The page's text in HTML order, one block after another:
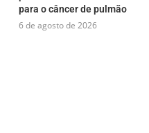
para o câncer de pulmão
6 de agosto de 2026